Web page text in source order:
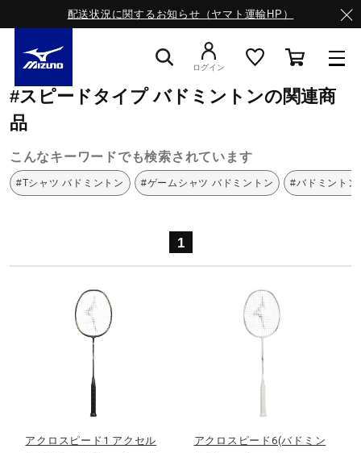
配送状況に関するお知らせ（ヤマト運輸HP）
ライフスタイルウエア
サッカー／フットサル
トレーニング
ログイン
ミズノ公式オンライン バドミントン
#スピードタイプ バドミントンの関連商
品
こんなキーワードでも検索されています
#Tシャツ バドミントン #ゲームシャツ バドミントン #バドミントン
1
アクロスピード1 アクセル
アクロスピード6(バドミン